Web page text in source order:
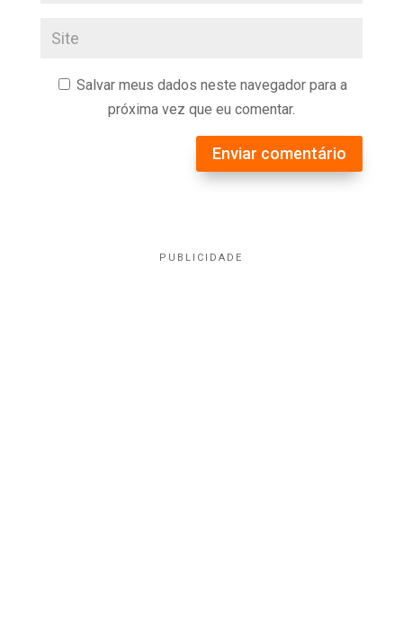
Salvar meus dados neste navegador para a
próxima vez que eu comentar.
Enviar comentário
PUBLICIDADE